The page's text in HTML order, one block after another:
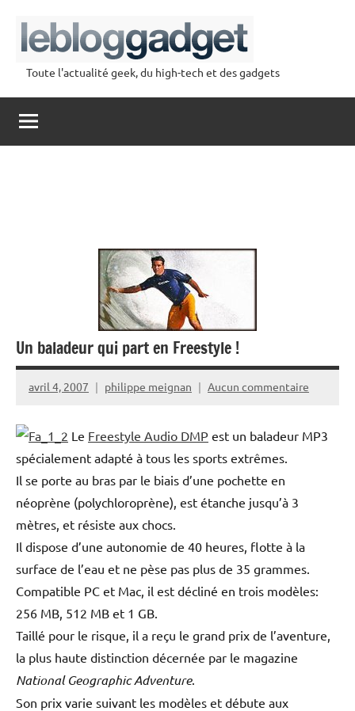
contenu
lebloggadget
Toute l'actualité geek, du high-tech et des gadgets
Un baladeur qui part en Freestyle !
avril 4, 2007 philippe meignan Aucun commentaire
Le Freestyle Audio DMP est un baladeur MP3
spécialement adapté à tous les sports extrêmes.
Il se porte au bras par le biais d’une pochette en
néoprène (polychloroprène), est étanche jusqu’à 3
mètres, et résiste aux chocs.
Il dispose d’une autonomie de 40 heures, flotte à la
surface de l’eau et ne pèse pas plus de 35 grammes.
Compatible PC et Mac, il est décliné en trois modèles:
256 MB, 512 MB et 1 GB.
Taillé pour le risque, il a reçu le grand prix de l’aventure,
la plus haute distinction décernée par le magazine
National Geographic Adventure.
Son prix varie suivant les modèles et débute aux